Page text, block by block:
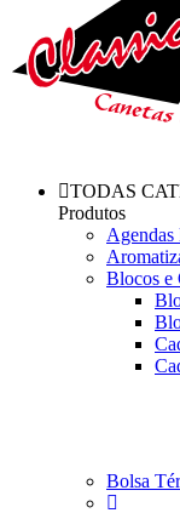
TODAS
Produtos
Agendas
Blocos e
Bolsa